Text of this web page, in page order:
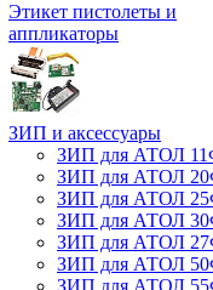
Этикет пистолеты и
аппликаторы
ЗИП и аксессуары
ЗИП для АТОЛ
ЗИП для АТОЛ
ЗИП для АТОЛ
ЗИП для АТОЛ
ЗИП для АТОЛ
ЗИП для АТОЛ
ЗИП для АТОЛ